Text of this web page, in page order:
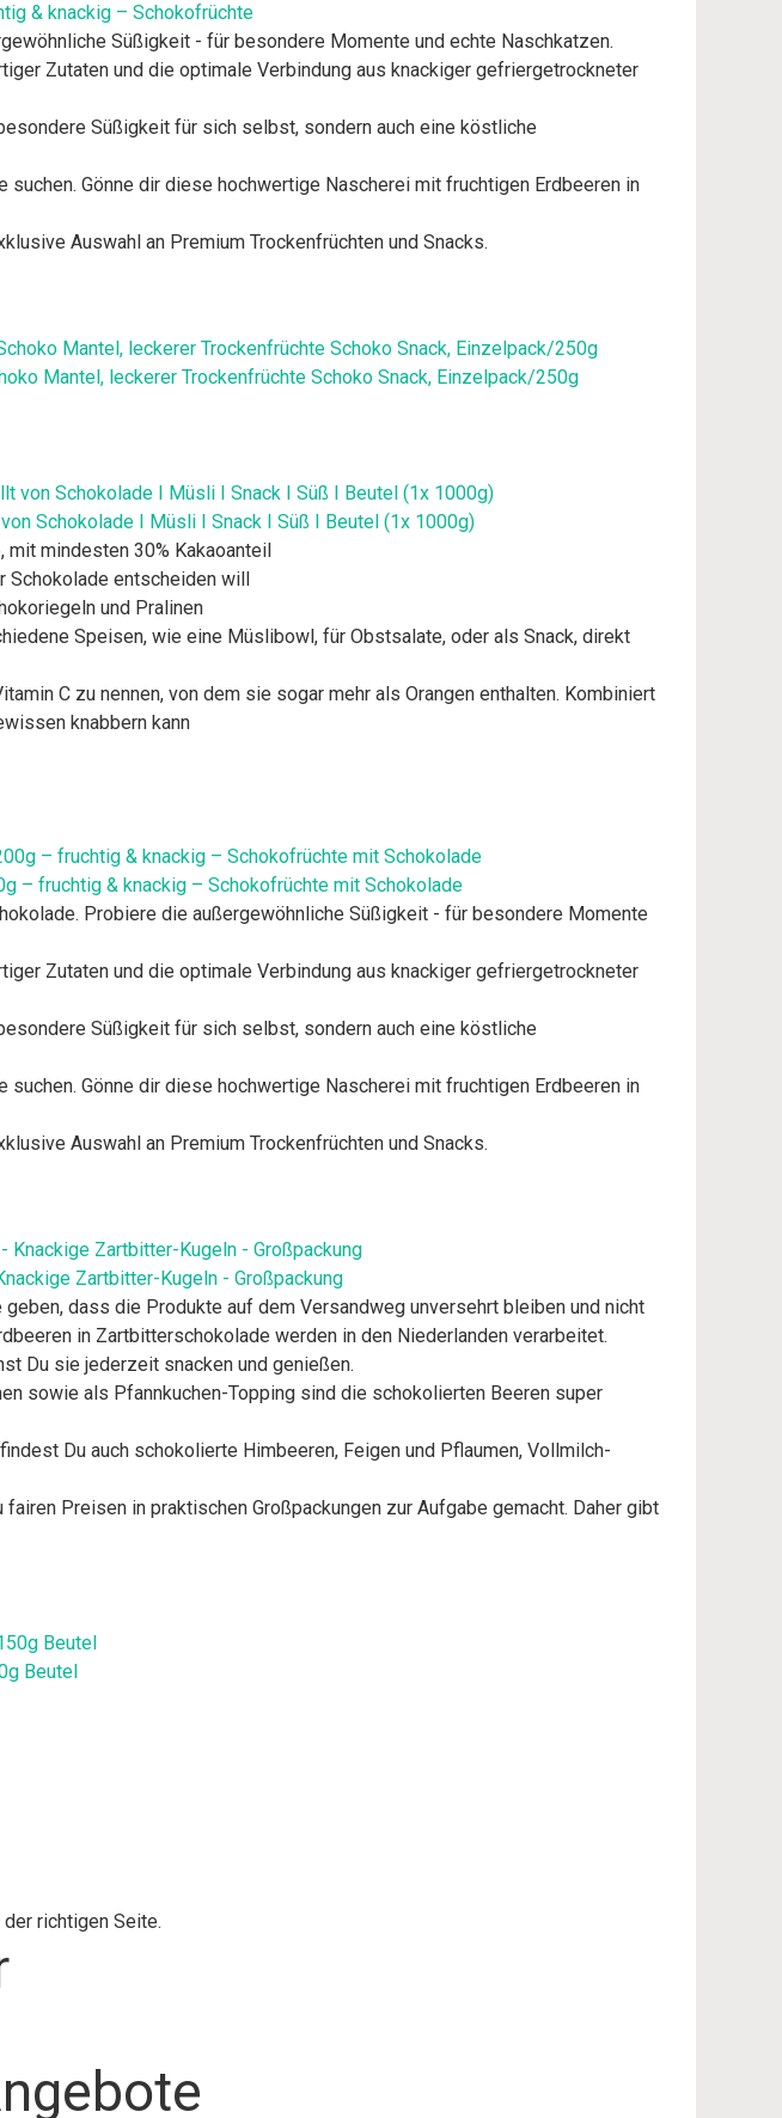
& knackig – Schokofrüchte
Süßigkeit - für besondere Momente und echte Naschkatzen.
Zutaten und die optimale Verbindung aus knackiger gefriergetrockneter
Süßigkeit für sich selbst, sondern auch eine köstliche
suchen. Gönne dir diese hochwertige Nascherei mit fruchtigen Erdbeeren in
Auswahl an Premium Trockenfrüchten und Snacks.
Mantel, leckerer Trockenfrüchte Schoko Snack, Einzelpack/250g
Schokolade I Müsli I Snack I Süß I Beutel (1x 1000g)
mindesten 30% Kakaoanteil
Schokolade entscheiden will
und Pralinen
Speisen, wie eine Müslibowl, für Obstsalate, oder als Snack, direkt
C zu nennen, von dem sie sogar mehr als Orangen enthalten. Kombiniert
knabbern kann
– fruchtig & knackig – Schokofrüchte mit Schokolade
Probiere die außergewöhnliche Süßigkeit - für besondere Momente
Zutaten und die optimale Verbindung aus knackiger gefriergetrockneter
Süßigkeit für sich selbst, sondern auch eine köstliche
suchen. Gönne dir diese hochwertige Nascherei mit fruchtigen Erdbeeren in
Auswahl an Premium Trockenfrüchten und Snacks.
Zartbitter-Kugeln - Großpackung
dass die Produkte auf dem Versandweg unversehrt bleiben und nicht
in Zartbitterschokolade werden in den Niederlanden verarbeitet.
Du sie jederzeit snacken und genießen.
sowie als Pfannkuchen-Topping sind die schokolierten Beeren super
Du auch schokolierte Himbeeren, Feigen und Pflaumen, Vollmilch-
Preisen in praktischen Großpackungen zur Aufgabe gemacht. Daher gibt
Beutel
richtigen Seite.